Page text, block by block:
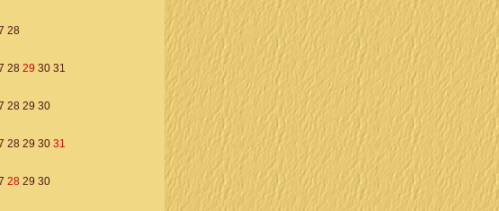
28
28 29 30 31
28 29 30
28 29 30 31
28 29 30